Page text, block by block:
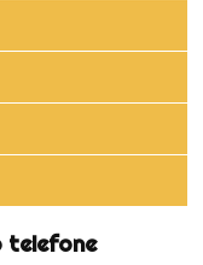
telefone